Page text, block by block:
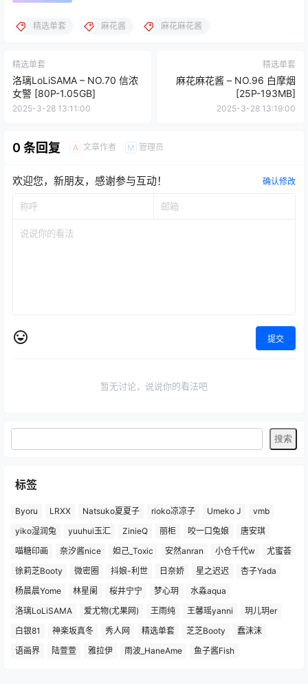
精选单套 麻花酱 麻花麻花酱
精选单套
洛璃LoLiSAMA – NO.70 信浓
女警 [80P-1.05GB]
2025-3-28 13:11:00
精选单套
麻花麻花酱 – NO.96 白摩烟
[25P-193MB]
2025-3-28 13:19:00
0 条回复 A 文章作者 M 管理员
欢迎您，新朋友，感谢参与互动！ 确认修改
提交
暂无讨论，说说你的看法吧
标签
Byoru LRXX Natsuko夏夏子 rioko凉凉子 Umeko J
vmb
yiko湿润兔
yuuhui玉汇 ZinieQ 丽柜 咬一口兔娘
唐安琪
喵糖印画
奈汐酱nice 妲己_Toxic 安然anran 小仓千代w
尤蜜荟
徐莉芝Booty
微密圈 抖娘-利世 日奈娇 星之迟迟
杏子Yada
杨晨晨Yome
林星阑 桜井宁宁 梦心玥
水淼aqua
洛璃LoLiSAMA
爱尤物(尤果网) 王雨纯 王馨瑶yanni
玥儿玥er
白银81
神楽坂真冬 秀人网 精选单套 芝芝Booty
蠢沫沫
语画界
陆萱萱 雅拉伊 雨波_HaneAme 鱼子酱Fish